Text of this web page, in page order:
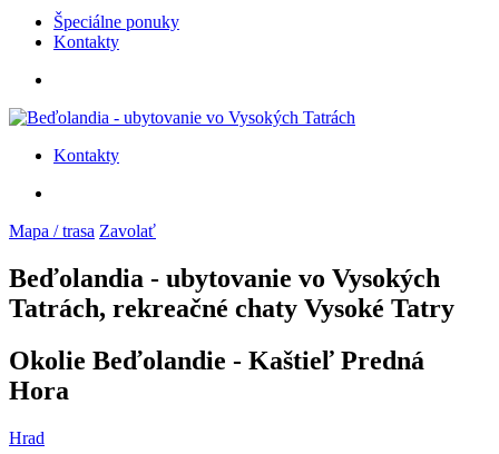
Špeciálne ponuky
Kontakty
Kontakty
Mapa / trasa Zavolať
Beďolandia - ubytovanie vo Vysokých
Tatrách, rekreačné chaty Vysoké Tatry
Okolie Beďolandie - Kaštieľ Predná
Hora
Hrad